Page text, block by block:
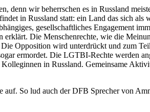
wir beherrschen es in Russland
in Russland statt: ein Land das sich als
gesellschaftliches Engagement
Die Menschenrechte, wie die
Opposition wird unterdrückt und zum
ermordet. Die LGTBI-Rechte werden
in Russland. Gemeinsame
So lud auch der DFB Sprecher von